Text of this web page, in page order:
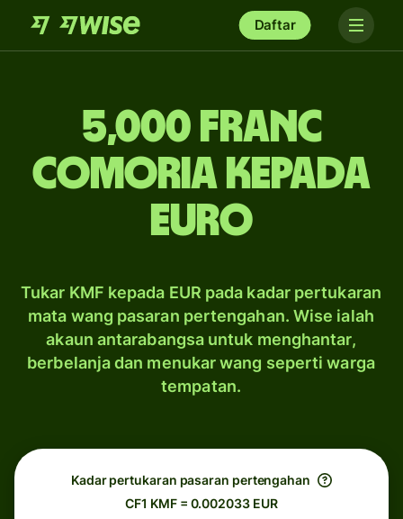
Daftar
5,000 franc
Comoria kepada
Euro
Tukar KMF kepada EUR pada kadar pertukaran
mata wang pasaran pertengahan. Wise ialah
akaun antarabangsa untuk menghantar,
berbelanja dan menukar wang seperti warga
tempatan.
Kadar pertukaran pasaran pertengahan
CF1 KMF = 0.002033 EUR